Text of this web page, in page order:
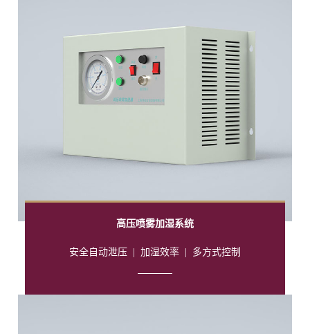
高压喷雾加湿系统
安全自动泄压 加湿效率| 多方式控制